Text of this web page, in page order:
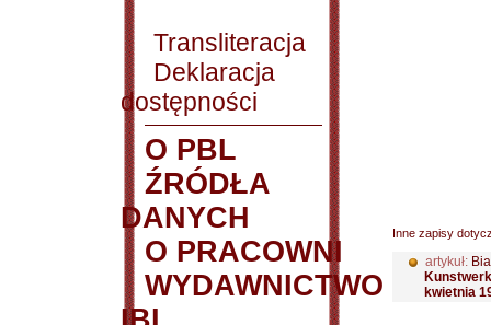
Transliteracja
Deklaracja
dostępności
O PBL
ŹRÓDŁA
DANYCH
O PRACOWNI
WYDAWNICTWO
Inne zapisy
artykuł:
kwietnia